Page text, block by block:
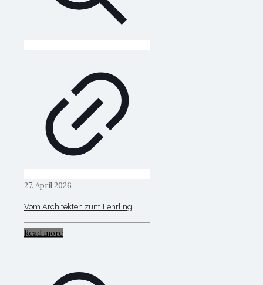
27. April 2026
Vom Architekten zum Lehrling
Read more